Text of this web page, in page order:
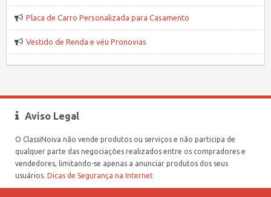
Placa de Carro Personalizada para Casamento
Vestido de Renda e véu Pronovias
Aviso Legal
O ClassiNoiva não vende produtos ou serviços e não participa de
qualquer parte das negociações realizados entre os compradores e
vendedores, limitando-se apenas a anunciar produtos dos seus
usuários. Dicas de Segurança na Internet